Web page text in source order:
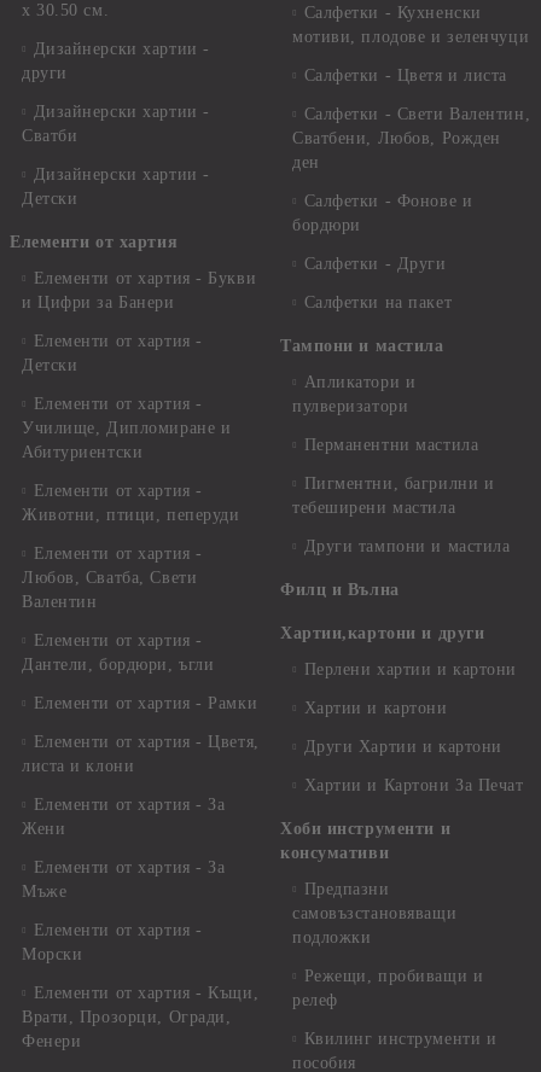
x 30.50 см.
Дизайнерски хартии -
други
Дизайнерски хартии -
Сватби
Дизайнерски хартии -
Детски
Елементи от хартия
Елементи от хартия - Букви
и Цифри за Банери
Елементи от хартия -
Детски
Елементи от хартия -
Училище, Дипломиране и
Абитуриентски
Елементи от хартия -
Животни, птици, пеперуди
Елементи от хартия -
Любов, Сватба, Свети
Валентин
Елементи от хартия -
Дантели, бордюри, ъгли
Елементи от хартия - Рамки
Елементи от хартия - Цветя,
листа и клони
Елементи от хартия - За
Жени
Елементи от хартия - За
Мъже
Елементи от хартия -
Морски
Елементи от хартия - Къщи,
Врати, Прозорци, Огради,
Фенери
Салфетки - Кухненски
мотиви, плодове и зеленчуци
Салфетки - Цветя и листа
Салфетки - Свети Валентин,
Сватбени, Любов, Рожден
ден
Салфетки - Фонове и
бордюри
Салфетки - Други
Салфетки на пакет
Тампони и мастила
Апликатори и
пулверизатори
Перманентни мастила
Пигментни, багрилни и
тебеширени мастила
Други тампони и мастила
Филц и Вълна
Хартии,картони и други
Перлени хартии и картони
Хартии и картони
Други Хартии и картони
Хартии и Картони За Печат
Хоби инструменти и
консумативи
Предпазни
самовъзстановяващи
подложки
Режещи, пробиващи и
релеф
Квилинг инструменти и
пособия